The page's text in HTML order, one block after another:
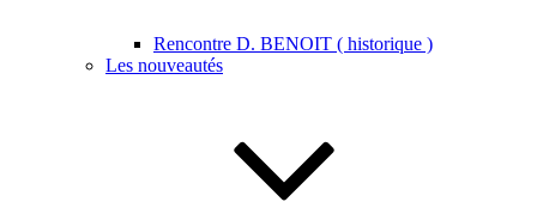
Rencontre D. BENOIT ( historique )
Les nouveautés